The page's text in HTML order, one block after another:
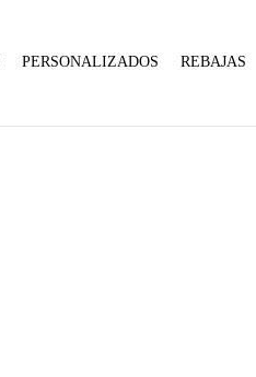
PERSONALIZADOS REBAJAS